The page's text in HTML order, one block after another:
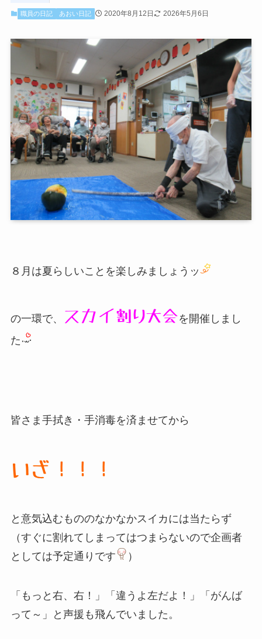
職員の日記 あおい日記 2020年8月12日 2026年5月6日
８月は夏らしいことを楽しみましょうッ
の一環で、 スカイ割り大会を開催しまし
た
皆さま手拭き・手消毒を済ませてから
いざ！！！
と意気込むもののなかなかスイカには当たらず
（すぐに割れてしまってはつまらないので企画者
としては予定通りです
）
「もっと右、右！」「違うよ左だよ！」「がんば
って～」と声援も飛んでいました。